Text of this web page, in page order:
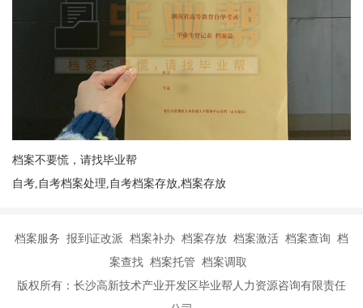
档案不要慌，请找毕业帮
自考,自考档案处理,自考档案存放,档案存放
档案服务 报到证改派 档案补办 档案存放 档案激活 档案查询 档
案查找 档案托管 档案调取
版权所有：长沙高新技术产业开发区毕业帮人力资源咨询有限责任